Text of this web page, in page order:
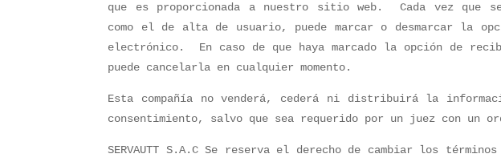
que es proporcionada a nuestro sitio web. Cada vez
como el de alta de usuario, puede marcar o desmarcar la
electrónico. En caso de que haya marcado la opción de
puede cancelarla en cualquier momento.
Esta compañía no venderá, cederá ni distribuirá la
consentimiento, salvo que sea requerido por un juez con un
SERVAUTT S.A.C Se reserva el derecho de cambiar los